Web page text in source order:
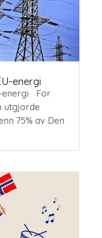
energi
energi For
utgjorde
75% av Den